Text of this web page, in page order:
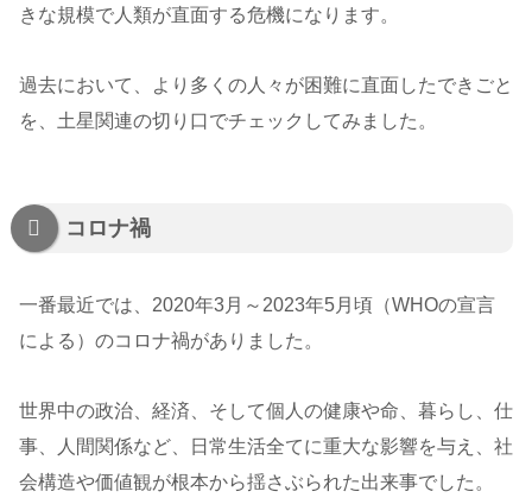
きな規模で人類が直面する危機になります。
過去において、より多くの人々が困難に直面したできごと
を、土星関連の切り口でチェックしてみました。
コロナ禍
一番最近では、2020年3月～2023年5月頃（WHOの宣言
による）のコロナ禍がありました。
世界中の政治、経済、そして個人の健康や命、暮らし、仕
事、人間関係など、日常生活全てに重大な影響を与え、社
会構造や価値観が根本から揺さぶられた出来事でした。